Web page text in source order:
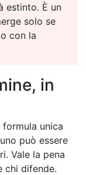
estinto. È un
solo se
con la
in
unica
può essere
Vale la pena
chi difende.